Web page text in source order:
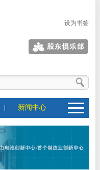
设为书签
股东俱乐部
新闻中心